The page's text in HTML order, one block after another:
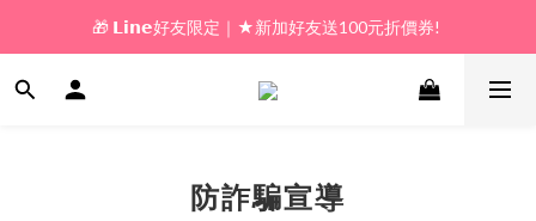
🎁 新好友購物金｜★加入新會員領券送100元!
🎁 𝗟𝗶𝗻𝗲好友限定｜★新加好友送100元折價券!
🎁 新好友購物金｜★加入新會員領券送100元!
防詐騙宣導